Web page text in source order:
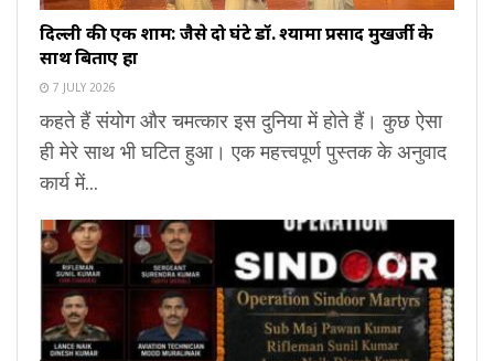
दिल्ली की एक शाम: जैसे दो घंटे डॉ. श्यामा प्रसाद मुखर्जी के
साथ बिताए हों
7 JULY 2026
कहते हैं संयोग और चमत्कार इस दुनिया में होते हैं। कुछ ऐसा
ही मेरे साथ भी घटित हुआ। एक महत्त्वपूर्ण पुस्तक के अनुवाद
कार्य में...